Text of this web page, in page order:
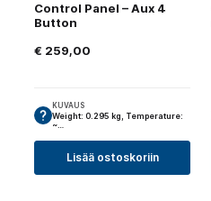
Control Panel – Aux 4
Button
€ 259,00
KUVAUS
Weight: 0.295 kg, Temperature:
~…
Lisää ostoskoriin